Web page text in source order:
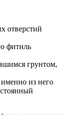
отверстий
фитиль
грунтом,
из него